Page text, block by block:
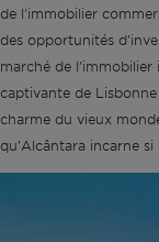
de l'immobilier
des opportunités
marché de l'immobilier
captivante de
charme du vieux
qu'Alcântara incarne si